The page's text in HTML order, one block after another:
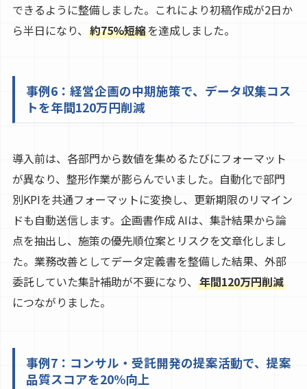
できるように整備しました。これにより初稿作成が2日か
ら半日になり、 約75%短縮を達成しました。
事例6：経営企画の中期施策で、データ収集コス
トを年間120万円削減
導入前は、各部門から数値を集めるたびにフォーマット
が異なり、整形作業が膨らんでいました。自動化で部門
別KPIを共通フォーマットに変換し、更新期限のリマイン
ドも自動送信します。企画書作成 AIは、集計結果から論
点を抽出し、施策の優先順位案とリスクを文章化しまし
た。業務改善としてデータ定義書を整備した結果、外部
委託していた集計補助が不要になり、 年間120万円削減
につながりました。
事例7：コンサル・受託開発の提案活動で、提案
品質スコアを20%向上